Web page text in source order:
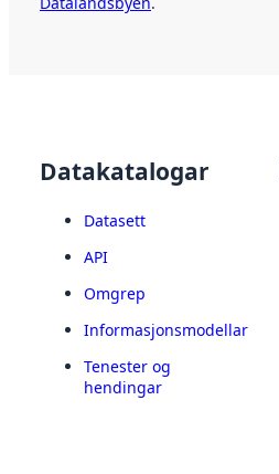
Datakatalogar
Datasett
API
Omgrep
Informasjonsmodellar
Tenester og
hendingar